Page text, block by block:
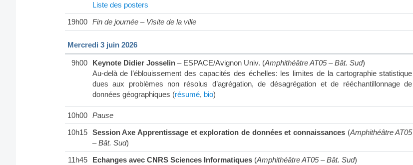
Liste des posters
19h00 Fin de journée – Visite de la ville
Mercredi 3 juin 2026
9h00 Keynote Didier Josselin– ESPACE/Avignon Univ. (Amphithéâtre AT05 – Bât. Sud)
Au-delà de l’éblouissement des capacités des échelles: les limites de la cartographie statistique
dues aux problèmes non résolus d’agrégation, de désagrégation et de rééchantillonnage de
données géographiques (résumé, bio)
10h00 Pause
10h15 Session Axe Apprentissage et exploration de données et connaissances (Amphithéâtre AT05
– Bât. Sud)
11h45
Echanges avec CNRS Sciences Informatiques(Amphithéâtre AT05 – Bât. Sud)